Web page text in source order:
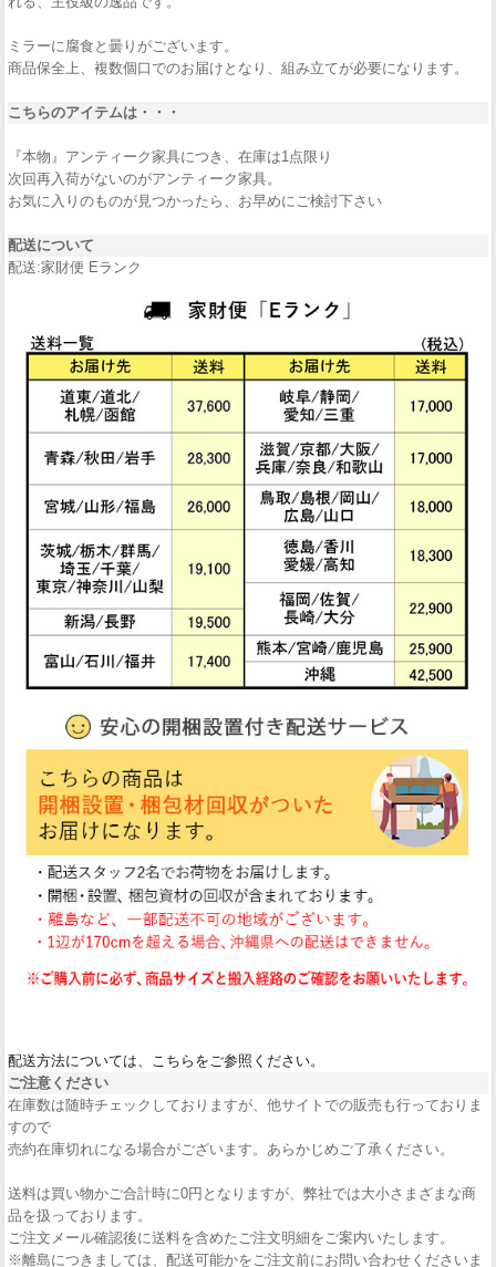
ミラーに腐食と曇りがございます。
商品保全上、複数個口でのお届けとなり、組み立てが必要になります。
こちらのアイテムは・・・
『本物』アンティーク家具につき、在庫は1点限り
次回再入荷がないのがアンティーク家具。
お気に入りのものが見つかったら、お早めにご検討下さい
配送について
配送:家財便 Eランク
配送方法については、こちらをご参照ください。
ご注意ください
在庫数は随時チェックしておりますが、他サイトでの販売も行っておりま
すので
売約在庫切れになる場合がございます。あらかじめご了承ください。
送料は買い物かご合計時に0円となりますが、弊社では大小さまざまな商
品を扱っております。
ご注文メール確認後に送料を含めたご注文明細をご案内いたします。
※離島につきましては、配送可能かをご注文前にお問い合わせくださいま